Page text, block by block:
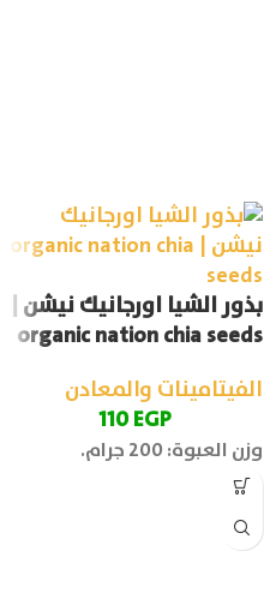
بذور الشيا اورجانيك نيشن |
organic nation chia seeds
الفيتامينات والمعادن
110EGP
وزن العبوة: 200 جرام.